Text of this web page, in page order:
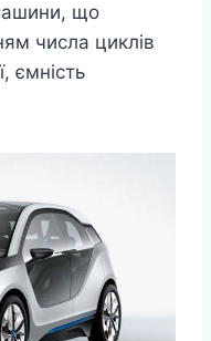
що
числа циклів
ємність